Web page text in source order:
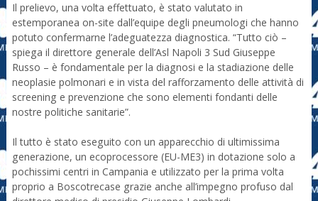
Il prelievo, una volta effettuato, è stato valutato in
estemporanea on-site dall’equipe degli pneumologi che hanno
potuto confermarne l’adeguatezza diagnostica. “Tutto ciò –
spiega il direttore generale dell’Asl Napoli 3 Sud Giuseppe
Russo – è fondamentale per la diagnosi e la stadiazione delle
neoplasie polmonari e in vista del rafforzamento delle attività di
screening e prevenzione che sono elementi fondanti delle
nostre politiche sanitarie”.
Il tutto è stato eseguito con un apparecchio di ultimissima
generazione, un ecoprocessore (EU-ME3) in dotazione solo a
pochissimi centri in Campania e utilizzato per la prima volta
proprio a Boscotrecase grazie anche all’impegno profuso dal